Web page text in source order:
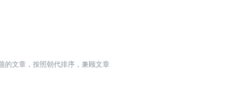
的文章，按照朝代排序，兼顾文章